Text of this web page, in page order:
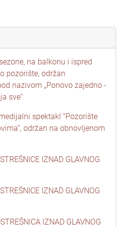
na balkonu i ispred
pozorište, održan
nazivom „Ponovo zajedno -
sve“
spektakl “Pozorište
održan na obnovljenom
IZNAD GLAVNOG
IZNAD GLAVNOG
IZNAD GLAVNOG